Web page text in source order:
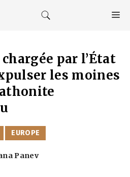
par l’État
les moines
EUROPE
Panev